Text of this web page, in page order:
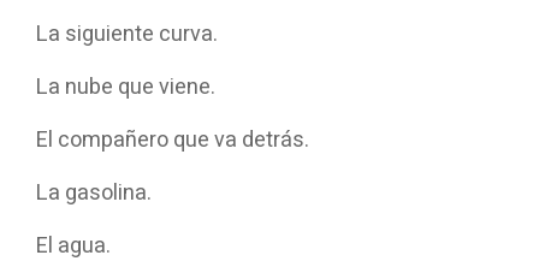
La siguiente curva.
La nube que viene.
El compañero que va detrás.
La gasolina.
El agua.